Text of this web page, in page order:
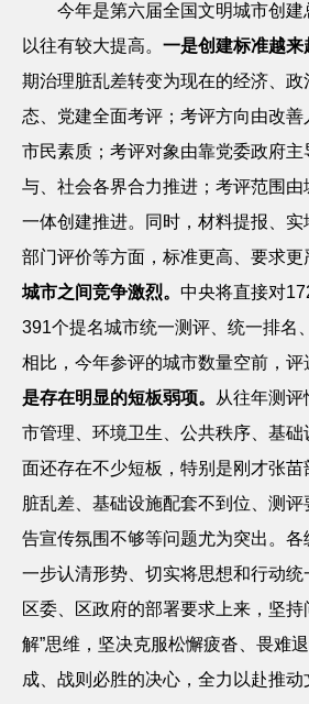
今年是第六届全国文明城市创
以往有较大提高。 一是创建标准越来
期治理脏乱差转变为现在的经济、
态、党建全面考评；考评方向由改
市民素质；考评对象由靠党委政府
与、社会各界合力推进；考评范围
一体创建推进。同时，材料提报、实
部门评价等方面，标准更高、要求更
城市之间竞争激烈。 中央将直接对
391个提名城市统一测评、统一排名
相比，今年参评的城市数量空前，评
是存在明显的短板弱项。
从往年测
市管理、环境卫生、公共秩序、基
面还存在不少短板，特别是刚才张
脏乱差、基础设施配套不到位、测
告宣传氛围不够等问题尤为突出。
一步认清形势、切实将思想和行动
区委、区政府的部署要求上来，坚
解”思维，坚决克服松懈疲沓、畏难
成、战则必胜的决心，全力以赴推动